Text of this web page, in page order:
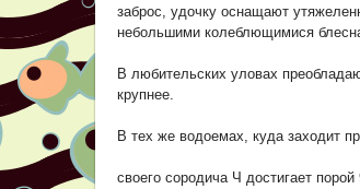
заброс, удочку оснащают
небольшими колеблющимися
В любительских уловах
крупнее.
В тех же водоемах, куда заходит
своего сородича Ч достигает